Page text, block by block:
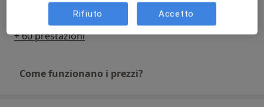
Dettagli
+ 60 prestazioni
Come funzionano i prezzi?
Rifiuto Accetto